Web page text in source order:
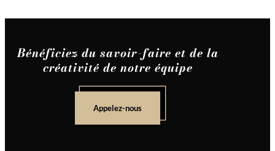
Bénéficiez du savoir-faire et de la
créativité de notre équipe
Appelez-nous